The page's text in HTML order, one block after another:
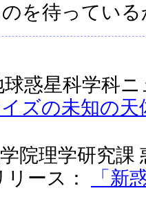
を待ってい
球惑星科学科
ズの未知の
院理学研究課
ース：
「新